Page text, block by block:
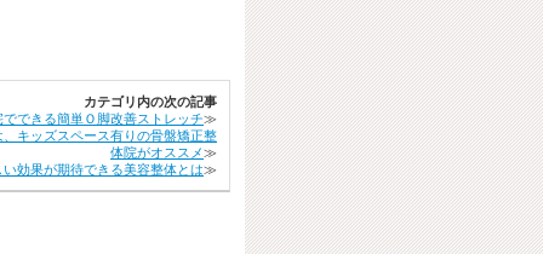
カテゴリ内の次の記事
できる簡単Ｏ脚改善ストレッチ≫
キッズスペース有りの骨盤矯正整
体院がオススメ≫
効果が期待できる美容整体とは≫